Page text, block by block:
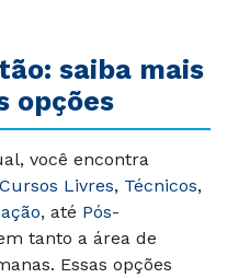
saiba mais
opções
você encontra
Cursos Livres, Técnicos,
, até Pós-
tanto a área de
Essas opções